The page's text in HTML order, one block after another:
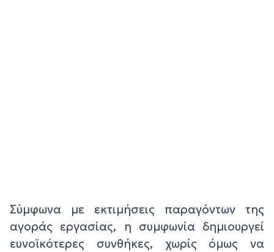
Σύμφωνα με εκτιμήσεις παραγόντων της
αγοράς εργασίας, η συμφωνία δημιουργεί
ευνοϊκότερες συνθήκες, χωρίς όμως να